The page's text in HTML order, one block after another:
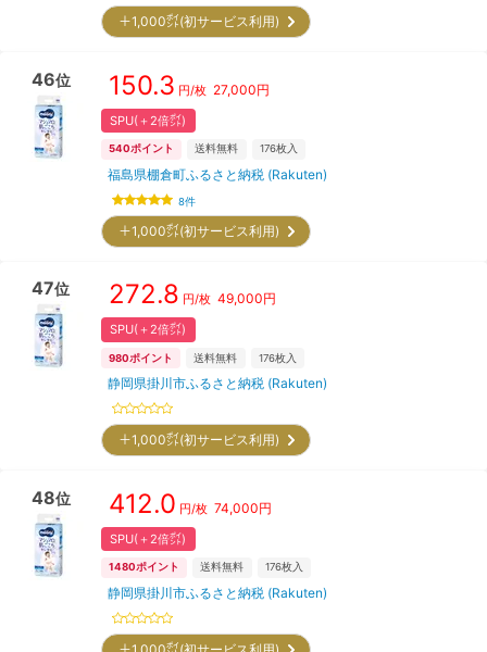
＋1,000㌽(初サービス利用)
46位 150.3 円/枚 27,000円
SPU(＋2倍㌽)
540ポイント 送料無料 176枚入
福島県棚倉町ふるさと納税 (Rakuten)
8件
＋1,000㌽(初サービス利用)
47位 272.8 円/枚 49,000円
SPU(＋2倍㌽)
980ポイント 送料無料 176枚入
静岡県掛川市ふるさと納税 (Rakuten)
＋1,000㌽(初サービス利用)
48位 412.0 円/枚 74,000円
SPU(＋2倍㌽)
1480ポイント 送料無料 176枚入
静岡県掛川市ふるさと納税 (Rakuten)